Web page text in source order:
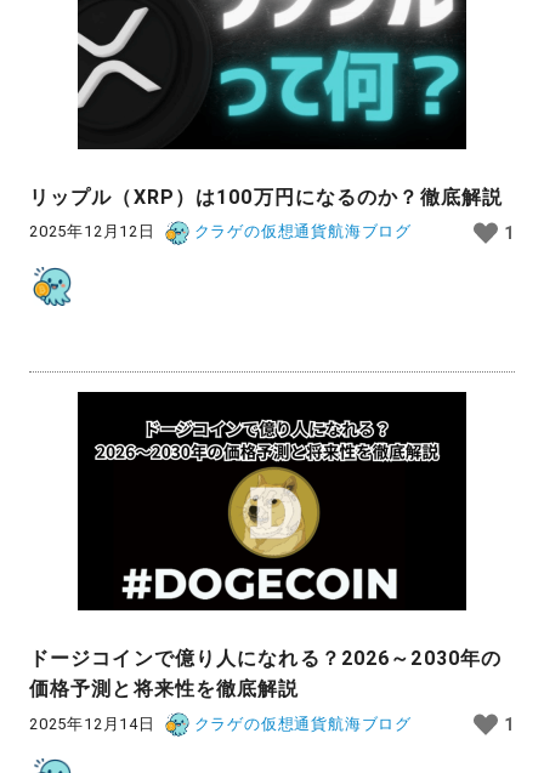
リップル（XRP）は100万円になるのか？徹底解説
2025年12月12日 クラゲの仮想通貨航海ブログ 1
ドージコインで億り人になれる？2026～2030年の
価格予測と将来性を徹底解説
2025年12月14日 クラゲの仮想通貨航海ブログ 1